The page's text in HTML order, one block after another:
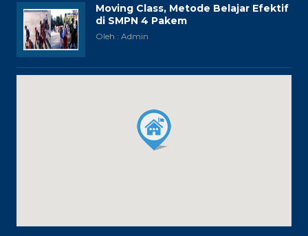
Moving Class, Metode Belajar Efektif
di SMPN 4 Pakem
Oleh : Admin